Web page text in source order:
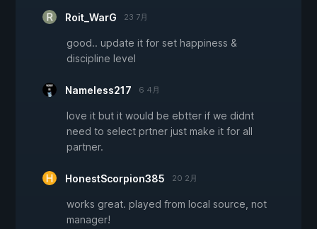
Roit_WarG 23 7月
good.. update it for set happiness &
discipline level
Nameless217 6 4月
love it but it would be ebtter if we didnt
need to select prtner just make it for all
partner.
HonestScorpion385 20 2月
works great. played from local source, not
manager!